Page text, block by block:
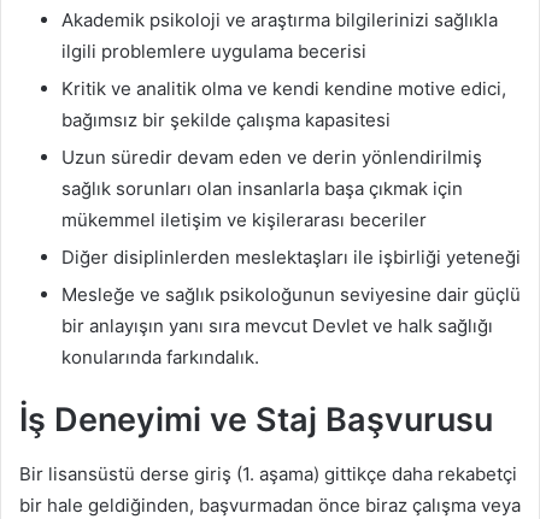
Akademik psikoloji ve araştırma bilgilerinizi sağlıkla
ilgili problemlere uygulama becerisi
Kritik ve analitik olma ve kendi kendine motive edici,
bağımsız bir şekilde çalışma kapasitesi
Uzun süredir devam eden ve derin yönlendirilmiş
sağlık sorunları olan insanlarla başa çıkmak için
mükemmel iletişim ve kişilerarası beceriler
Diğer disiplinlerden meslektaşları ile işbirliği yeteneği
Mesleğe ve sağlık psikoloğunun seviyesine dair güçlü
bir anlayışın yanı sıra mevcut Devlet ve halk sağlığı
konularında farkındalık.
İş Deneyimi ve Staj Başvurusu
Bir lisansüstü derse giriş (1. aşama) gittikçe daha rekabetçi
bir hale geldiğinden, başvurmadan önce biraz çalışma veya